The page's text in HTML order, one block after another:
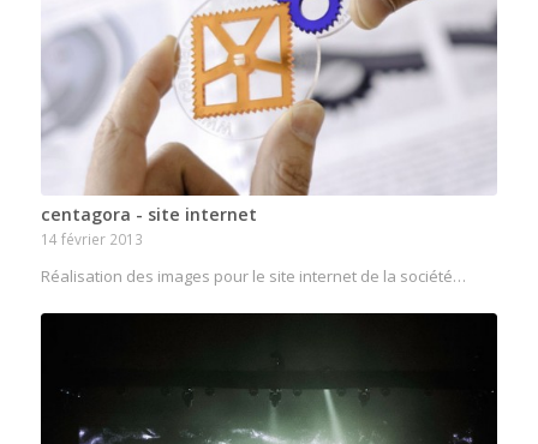
centagora - site internet
14 février 2013
Réalisation des images pour le site internet de la société…